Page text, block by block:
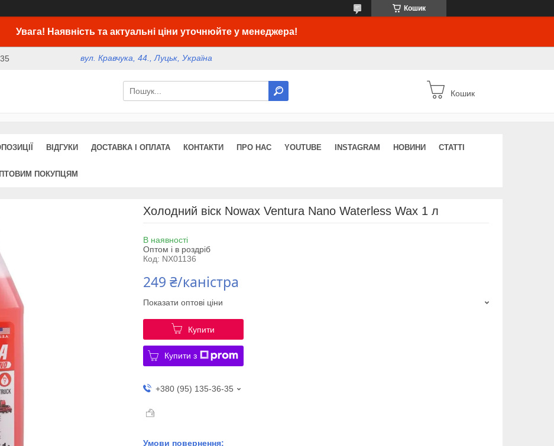
Кошик
Увага! Наявність та актуальні ціни уточнюйте у менеджера!
вул. Кравчука, 44., Луцьк, Україна
Кошик
ВІДГУКИ ДОСТАВКА І ОПЛАТА КОНТАКТИ ПРО НАС YOUTUBE INSTAGRAM НОВИНИ СТАТТІ
ПОКУПЦЯМ
Холодний віск Nowax Ventura Nano Waterless Wax 1 л
В наявності
Оптом і в роздріб
Код: NX01136
249 ₴/каністра
Показати оптові ціни
Купити
Купити з
+380 (95) 135-36-35